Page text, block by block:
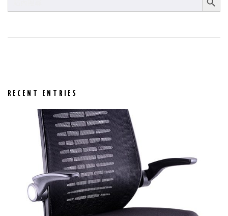
RECENT ENTRIES